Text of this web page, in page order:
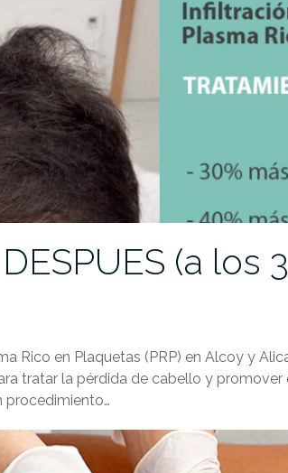
(a los
Rico en Plaquetas (PRP) en Alcoy y
tratar la pérdida de cabello y
procedimiento…